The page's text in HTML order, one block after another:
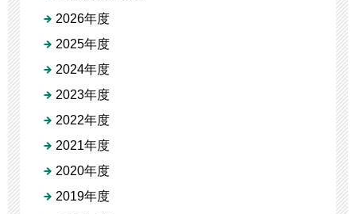
2026年度
2025年度
2024年度
2023年度
2022年度
2021年度
2020年度
2019年度